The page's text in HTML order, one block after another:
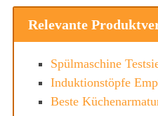
Relevante
Spülmaschine
Induktionstöpfe
Beste